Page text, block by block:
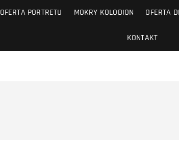
OFERTA PORTRETU MOKRY KOLODION OFERTA
KONTAKT